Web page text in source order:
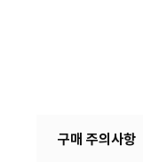
구매 주의사항